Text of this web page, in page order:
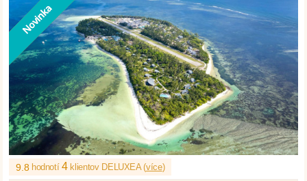
9.8 hodnotí4klientov DELUXEA (více)